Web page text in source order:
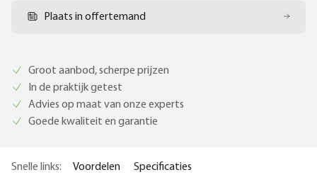
Plaats in offertemand
Groot aanbod, scherpe prijzen
In de praktijk getest
Advies op maat van onze experts
Goede kwaliteit en garantie
Snelle links: Voordelen Specificaties